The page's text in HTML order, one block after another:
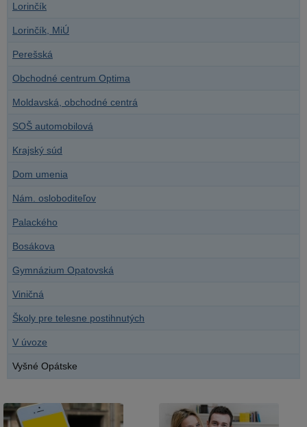
Lorinčík
Lorinčík, MiÚ
Perešská
Obchodné centrum Optima
Moldavská, obchodné centrá
SOŠ automobilová
Krajský súd
Dom umenia
Nám. osloboditeľov
Palackého
Bosákova
Gymnázium Opatovská
Viničná
Školy pre telesne postihnutých
V úvoze
Vyšné Opátske